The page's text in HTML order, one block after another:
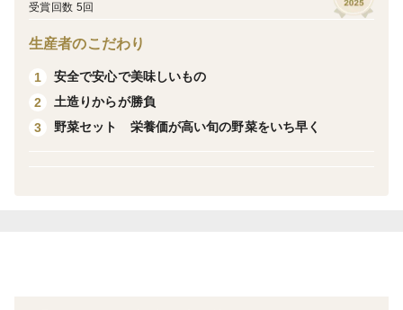
＜産地の特徴＞
受賞回数 5回
生産者のこだわり
1
安全で安心で美味しいもの
2
土造りからが勝負
3
野菜セット 栄養価が高い旬の野菜をいち早く